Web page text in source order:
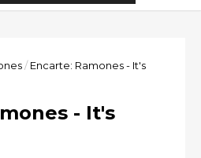
/ Encarte: Ramones - It's
- It's